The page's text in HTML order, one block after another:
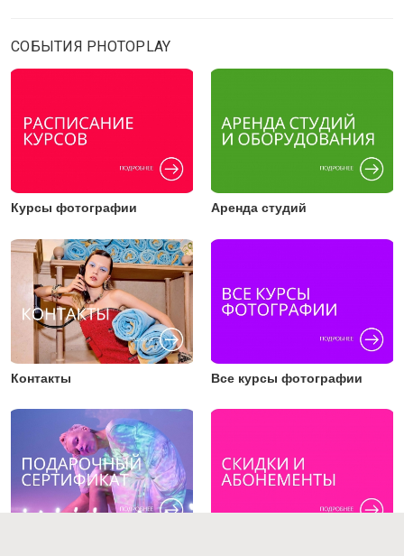
СОБЫТИЯ PHOTOPLAY
Курсы фотографии Аренда студий
Контакты Все курсы фотографии